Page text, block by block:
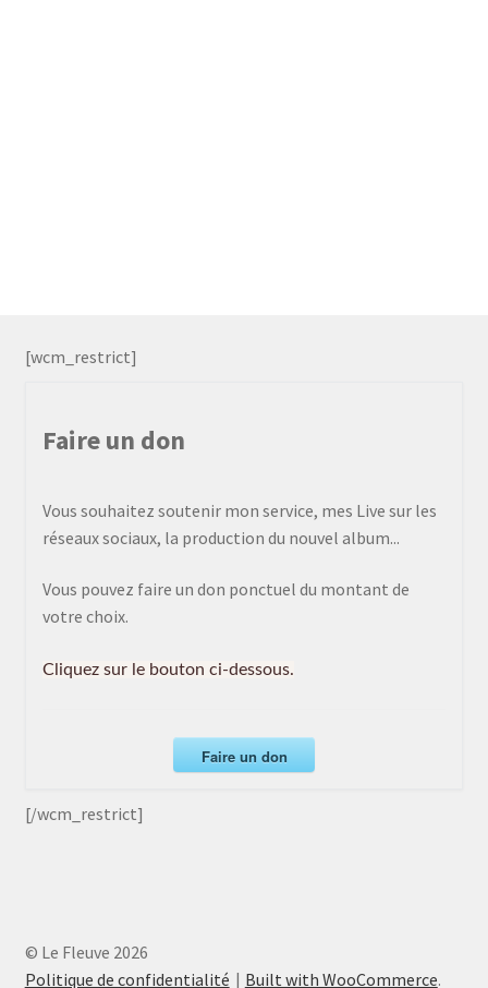
[wcm_restrict]
Faire un don
Vous souhaitez soutenir mon service, mes Live sur les
réseaux sociaux, la production du nouvel album...
Vous pouvez faire un don ponctuel du montant de
votre choix.
Cliquez sur le bouton ci-dessous.
Faire un don
[/wcm_restrict]
© Le Fleuve 2026
Politique de confidentialité
Built with WooCommerce.